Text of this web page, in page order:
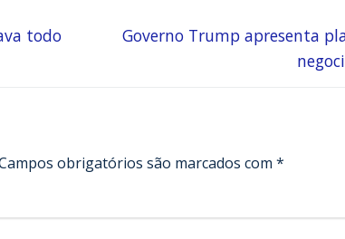
todo
Governo Trump apresenta
obrigatórios são marcados com *